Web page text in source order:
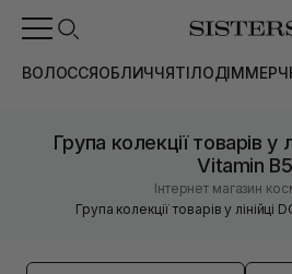
ВОЛОССЯОБЛИЧЧЯТІЛОДІММЕРЧ
Група колекції товарів у
Vitamin B5
Інтернет магазин
Група колекції товарів у лінійці